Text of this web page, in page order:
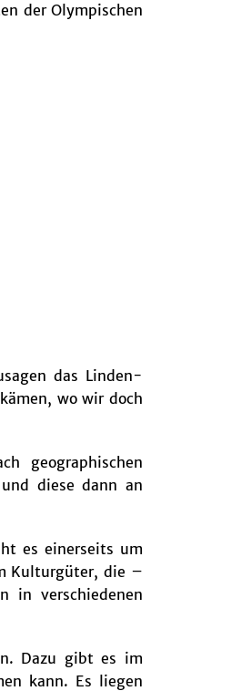
der Olympischen
das Linden-
wo wir doch
geographischen
diese dann an
es einerseits um
Kulturgüter, die –
in verschiedenen
Dazu gibt es im
kann. Es liegen